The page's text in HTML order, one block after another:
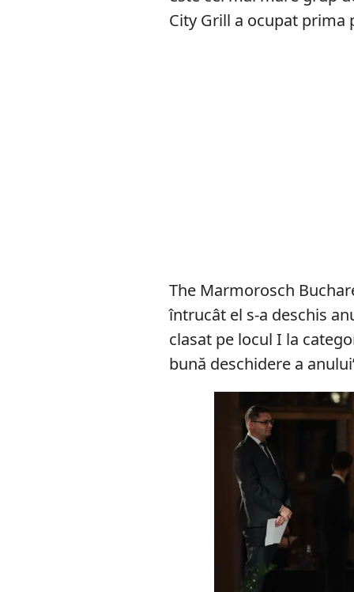
City Grill a ocupat prima
The Marmorosch
întrucât el s-a deschis
clasat pe locul I la
bună deschidere a